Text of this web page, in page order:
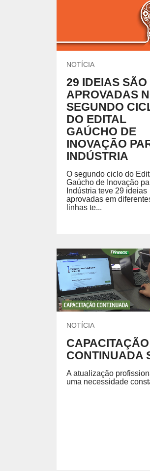
Um lugar onde os alunos
conhecimento para garantir
vida profissional.
AMBIENTE MOODLE
Ambiente Moodle EJA
UNIDADES DO SESI
Encontre nossas unidades.
NOTÍCIA
29 IDEIAS SÃO
APROVADAS
SEGUNDO
DO EDITAL
GAÚCHO DE
INOVAÇÃO
INDÚSTRIA
O segundo ciclo do
Gaúcho de Inovação
Indústria teve 29 ideias
aprovadas em
linhas te...
NOTÍCIA
CAPACITAÇÃO
CONTINUADA
A atualização
uma necessidade